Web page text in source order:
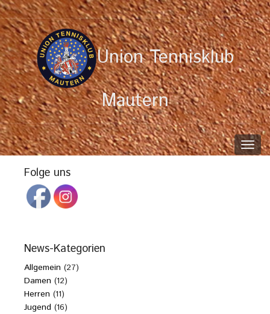
Union Tennisklub
Mautern
Folge uns
News-Kategorien
Allgemein (27)
Damen (12)
Herren (11)
Jugend (16)